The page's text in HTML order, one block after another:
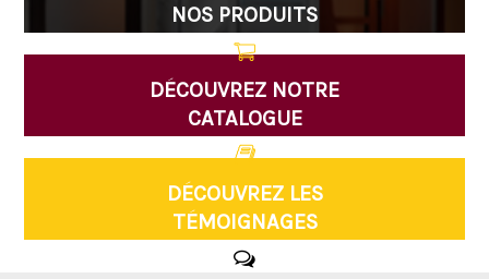
NOS PRODUITS
DÉCOUVREZ NOTRE
CATALOGUE
DÉCOUVREZ LES
TÉMOIGNAGES